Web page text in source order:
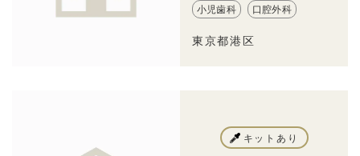
小児歯科 口腔外科
東京都港区
キットあり